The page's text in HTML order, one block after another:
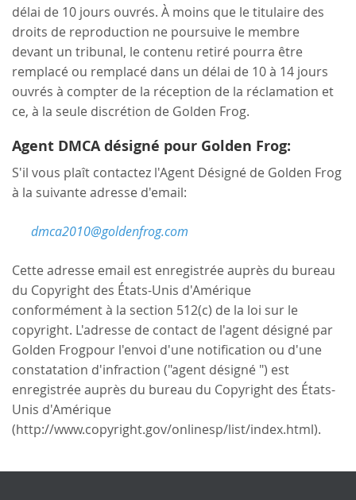
délai de 10 jours ouvrés. À moins que le titulaire des
droits de reproduction ne poursuive le membre
devant un tribunal, le contenu retiré pourra être
remplacé ou remplacé dans un délai de 10 à 14 jours
ouvrés à compter de la réception de la réclamation et
ce, à la seule discrétion de Golden Frog.
Agent DMCA désigné pour Golden Frog:
S'il vous plaît contactez l'Agent Désigné de Golden Frog
à la suivante adresse d'email:
dmca2010@goldenfrog.com
Cette adresse email est enregistrée auprès du bureau
du Copyright des États-Unis d'Amérique
conformément à la section 512(c) de la loi sur le
copyright. L'adresse de contact de l'agent désigné par
Golden Frogpour l'envoi d'une notification ou d'une
constatation d'infraction ("agent désigné ") est
enregistrée auprès du bureau du Copyright des États-
Unis d'Amérique
(http://www.copyright.gov/onlinesp/list/index.html).